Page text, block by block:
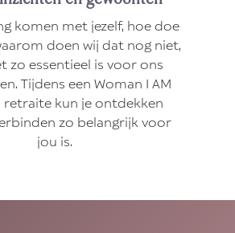
komen met jezelf, hoe doe
doen wij dat nog niet,
zo essentieel is voor ons
Tijdens een Woman I AM
retraite kun je ontdekken
zo belangrijk voor
jou is.